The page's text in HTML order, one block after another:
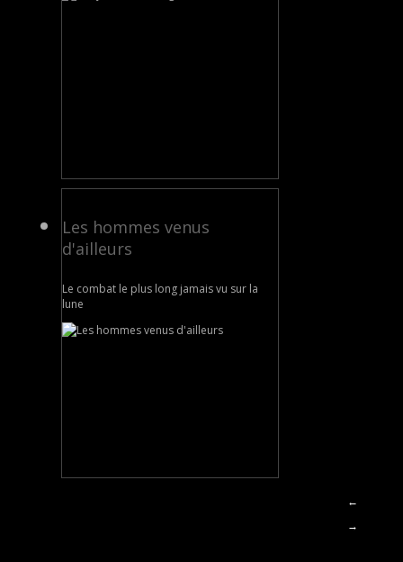
Les hommes venus
d'ailleurs
Le combat le plus long jamais vu sur la
lune
←
→